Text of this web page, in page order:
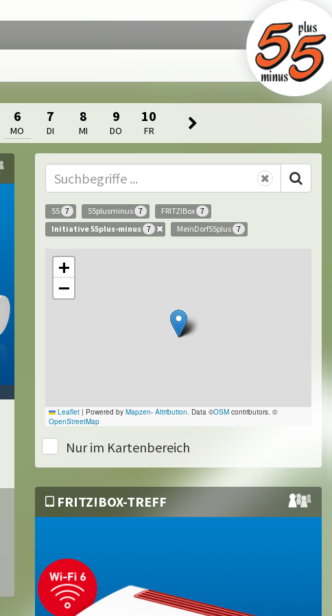
6
MO
7
DI
8
MI
9
DO
10
FR
55 7 55plusminus 7 FRITZ!Box 7
Initiative 55plus-minus 7 MeinDorf55plus 7
+
−
Leaflet | Powered by Mapzen- Attribution. Data ©OSM contributors. ©
OpenStreetMap
Nur im Kartenbereich
FRITZ!BOX-TREFF